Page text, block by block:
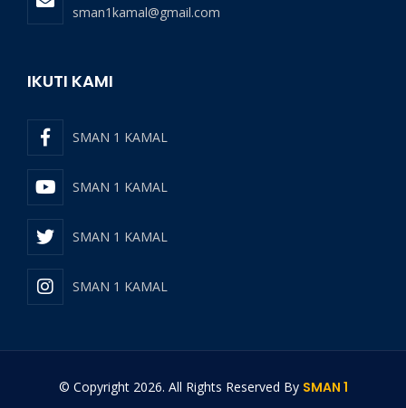
sman1kamal@gmail.com
IKUTI KAMI
SMAN 1 KAMAL
SMAN 1 KAMAL
SMAN 1 KAMAL
SMAN 1 KAMAL
© Copyright 2026. All Rights Reserved By SMAN 1